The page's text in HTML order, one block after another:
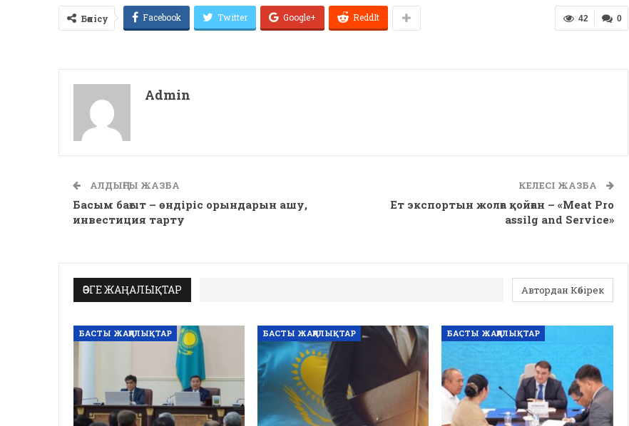
0
42
Бөлісу Facebook Twitter Google+ ReddIt
Admin
АЛДЫҢҒЫ ЖАЗБА
Басым бағыт – өндіріс орындарын ашу,
инвестиция тарту
КЕЛЕСІ ЖАЗБА
Ет экспортын жолға қойған – «Meat Pro
assilg and Service»
ӨЗГЕ ЖАҢАЛЫҚТАР Автордан Көбірек
БАСТЫ ЖАҢАЛЫҚТАР БАСТЫ ЖАҢАЛЫҚТАР БАСТЫ ЖАҢАЛЫҚТАР